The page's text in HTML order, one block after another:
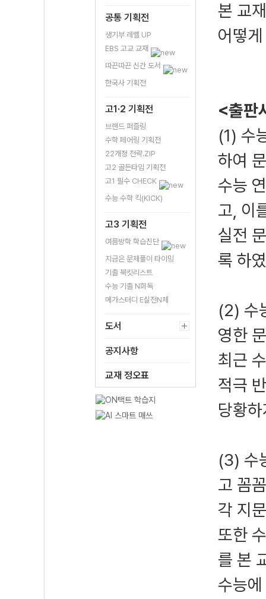
공통 기획전
생기부 레벨 UP
EBS 고교 교재
따끈따끈 신간 도서
한국사 기획전
고1·2 기획전
브랜드 퍼즐링
수학 페어링 기획전
22개정 전략.ZIP
고2 골든타임 기획전
고1 필수 CHECK
수능 수학 킥(KICK)
고3 기획전
여름방학 학습진단
지금은 문제풀이 타이밍
기출 북킷리스트
수능 기출 N회독
메가스터디 E실전N제
도서
공지사항
교재 정오표
본 교
어떻
<출판
(1) 수
하여
수능
고, 이
실전
록 하
(2) 수
영한
최근
적극
당황
(3) 수
고 꼼
각 지
또한
를 본
수능